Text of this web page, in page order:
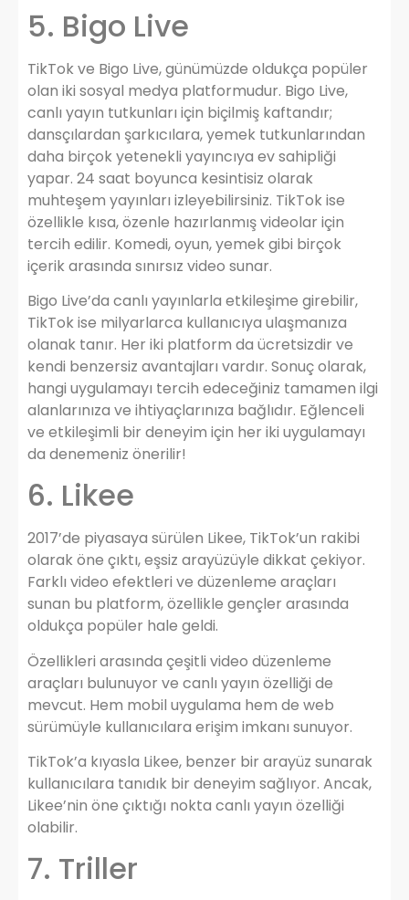
5. Bigo Live
TikTok ve Bigo Live, günümüzde oldukça popüler
olan iki sosyal medya platformudur. Bigo Live,
canlı yayın tutkunları için biçilmiş kaftandır;
dansçılardan şarkıcılara, yemek tutkunlarından
daha birçok yetenekli yayıncıya ev sahipliği
yapar. 24 saat boyunca kesintisiz olarak
muhteşem yayınları izleyebilirsiniz. TikTok ise
özellikle kısa, özenle hazırlanmış videolar için
tercih edilir. Komedi, oyun, yemek gibi birçok
içerik arasında sınırsız video sunar.
Bigo Live’da canlı yayınlarla etkileşime girebilir,
TikTok ise milyarlarca kullanıcıya ulaşmanıza
olanak tanır. Her iki platform da ücretsizdir ve
kendi benzersiz avantajları vardır. Sonuç olarak,
hangi uygulamayı tercih edeceğiniz tamamen ilgi
alanlarınıza ve ihtiyaçlarınıza bağlıdır. Eğlenceli
ve etkileşimli bir deneyim için her iki uygulamayı
da denemeniz önerilir!
6. Likee
2017’de piyasaya sürülen Likee, TikTok’un rakibi
olarak öne çıktı, eşsiz arayüzüyle dikkat çekiyor.
Farklı video efektleri ve düzenleme araçları
sunan bu platform, özellikle gençler arasında
oldukça popüler hale geldi.
Özellikleri arasında çeşitli video düzenleme
araçları bulunuyor ve canlı yayın özelliği de
mevcut. Hem mobil uygulama hem de web
sürümüyle kullanıcılara erişim imkanı sunuyor.
TikTok’a kıyasla Likee, benzer bir arayüz sunarak
kullanıcılara tanıdık bir deneyim sağlıyor. Ancak,
Likee’nin öne çıktığı nokta canlı yayın özelliği
olabilir.
7. Triller